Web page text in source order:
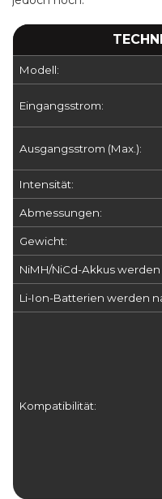
Modell:
Eingangsstrom:
Ausgangsstrom (Max.):
Intensität:
Abmessungen:
Gewicht:
NiMH/NiCd-Akkus
Li-Ion-Batterien werden
Kompatibilität: